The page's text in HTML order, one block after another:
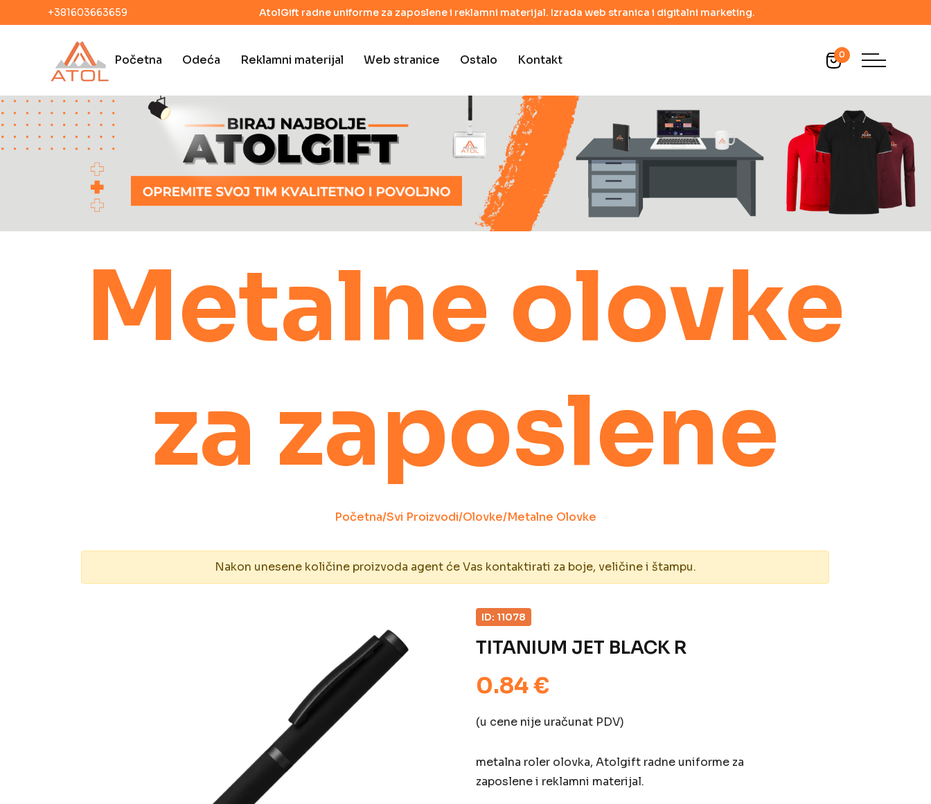
+381603663659 AtolGift radne uniforme za zaposlene i reklamni materijal. Izrada web stranica i digitalni marketing.
Početna Odeća Reklamni materijal Web stranice Ostalo Kontakt 0
Metalne olovke
za zaposlene
Početna/Svi Proizvodi/Olovke/Metalne Olovke
Nakon unesene količine proizvoda agent će Vas kontaktirati za boje, veličine i štampu.
ID: 11078
TITANIUM JET BLACK R
0.84 €
(u cene nije uračunat PDV)
metalna roler olovka, Atolgift radne uniforme za
zaposlene i reklamni materijal.